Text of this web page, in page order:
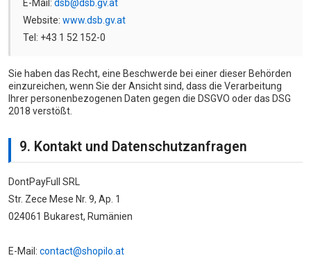
E-Mail: dsb@dsb.gv.at
Website: www.dsb.gv.at
Tel: +43 1 52 152-0
Sie haben das Recht, eine Beschwerde bei einer dieser Behörden
einzureichen, wenn Sie der Ansicht sind, dass die Verarbeitung
Ihrer personenbezogenen Daten gegen die DSGVO oder das DSG
2018 verstößt.
9. Kontakt und Datenschutzanfragen
DontPayFull SRL
Str. Zece Mese Nr. 9, Ap. 1
024061 Bukarest, Rumänien
E-Mail: contact@shopilo.at